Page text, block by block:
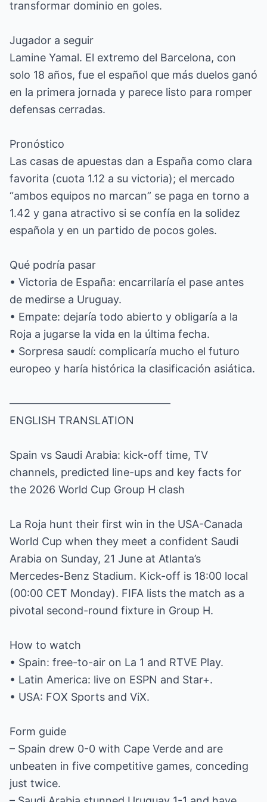
transformar dominio en goles.
Jugador a seguir
Lamine Yamal. El extremo del Barcelona, con
solo 18 años, fue el español que más duelos ganó
en la primera jornada y parece listo para romper
defensas cerradas.
Pronóstico
Las casas de apuestas dan a España como clara
favorita (cuota 1.12 a su victoria); el mercado
“ambos equipos no marcan” se paga en torno a
1.42 y gana atractivo si se confía en la solidez
española y en un partido de pocos goles.
Qué podría pasar
• Victoria de España: encarrilaría el pase antes
de medirse a Uruguay.
• Empate: dejaría todo abierto y obligaría a la
Roja a jugarse la vida en la última fecha.
• Sorpresa saudí: complicaría mucho el futuro
europeo y haría histórica la clasificación asiática.
———————————————
ENGLISH TRANSLATION
Spain vs Saudi Arabia: kick-off time, TV
channels, predicted line-ups and key facts for
the 2026 World Cup Group H clash
La Roja hunt their first win in the USA-Canada
World Cup when they meet a confident Saudi
Arabia on Sunday, 21 June at Atlanta’s
Mercedes-Benz Stadium. Kick-off is 18:00 local
(00:00 CET Monday). FIFA lists the match as a
pivotal second-round fixture in Group H.
How to watch
• Spain: free-to-air on La 1 and RTVE Play.
• Latin America: live on ESPN and Star+.
• USA: FOX Sports and ViX.
Form guide
– Spain drew 0-0 with Cape Verde and are
unbeaten in five competitive games, conceding
just twice.